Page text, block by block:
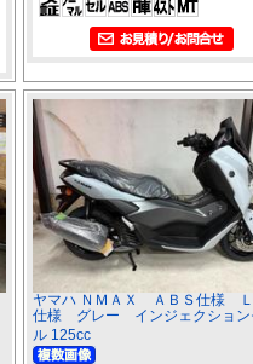
ヤマハ ＮＭＡＸ ＡＢＳ仕様
仕様 グレー インジェクション
ル 125cc